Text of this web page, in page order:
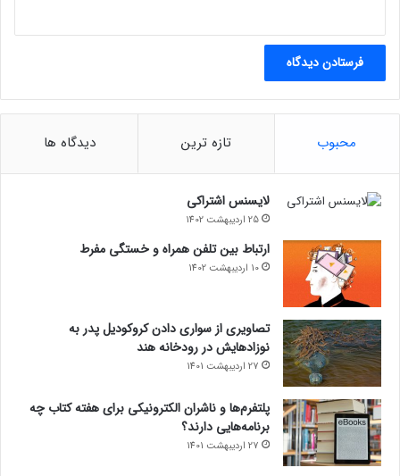
مجله خبری lastech
زامبی
محبوب تازه ترین دیدگاه ها
لایسنس اشتراکی
25 اردیبهشت 1402
ارتباط بین تلفن همراه و خستگی مفرط
10 اردیبهشت 1402
تصاویری از سواری دادن کروکودیل پدر به
نوزادهایش در رودخانه هند
27 اردیبهشت 1401
پلتفرم‌ها و ناشران الکترونیکی برای هفته کتاب چه
برنامه‌هایی دارند؟
27 اردیبهشت 1401